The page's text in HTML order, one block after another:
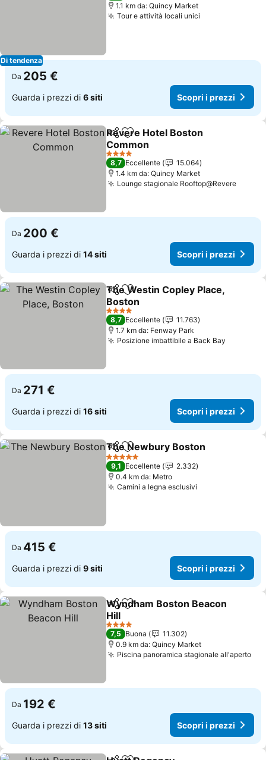
Di tendenza
1.1 km da: Quincy Market
Tour e attività locali unici
Da 205 €
Guarda i prezzi di 6 siti Scopri i prezzi
CondividiAggiungi ai preferiti
Revere Hotel Boston
Common
4 Stelle
8,7 Eccellente
15.064
1.4 km da: Quincy Market
Lounge stagionale Rooftop@Revere
Da 200 €
Guarda i prezzi di 14 siti Scopri i prezzi
CondividiAggiungi ai preferiti
The Westin Copley Place,
Boston
4 Stelle
8,7 Eccellente
11.763
1.7 km da: Fenway Park
Posizione imbattibile a Back Bay
Da 271 €
Guarda i prezzi di 16 siti Scopri i prezzi
CondividiAggiungi ai preferiti
The Newbury Boston
5 Stelle
9,1 Eccellente
2.332
0.4 km da: Metro
Camini a legna esclusivi
Da 415 €
Guarda i prezzi di 9 siti Scopri i prezzi
CondividiAggiungi ai preferiti
Wyndham Boston Beacon
Hill
4 Stelle
7,5 Buona
11.302
0.9 km da: Quincy Market
Piscina panoramica stagionale all'aperto
Da 192 €
Guarda i prezzi di 13 siti Scopri i prezzi